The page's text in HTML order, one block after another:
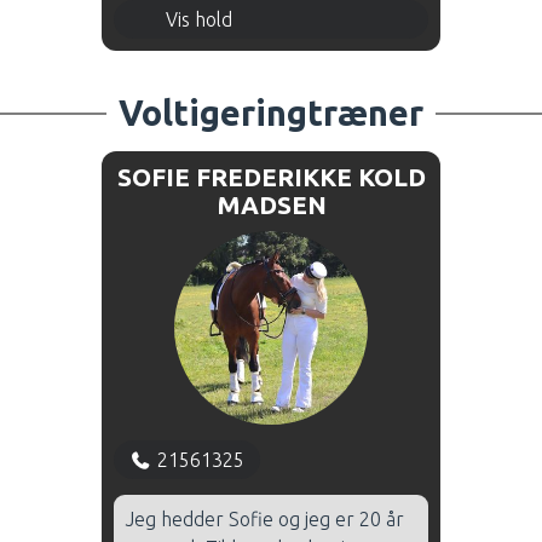
Vis hold
Fredag 16.00 - 17.00 - Hal 1
Voltigeringtræner
SOFIE FREDERIKKE KOLD
MADSEN
21561325
Jeg hedder Sofie og jeg er 20 år